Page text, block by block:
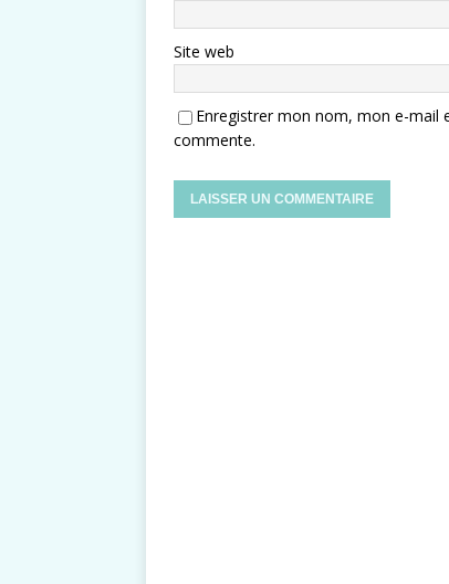
Site web
Enregistrer mon nom, mon e-mail
commente.